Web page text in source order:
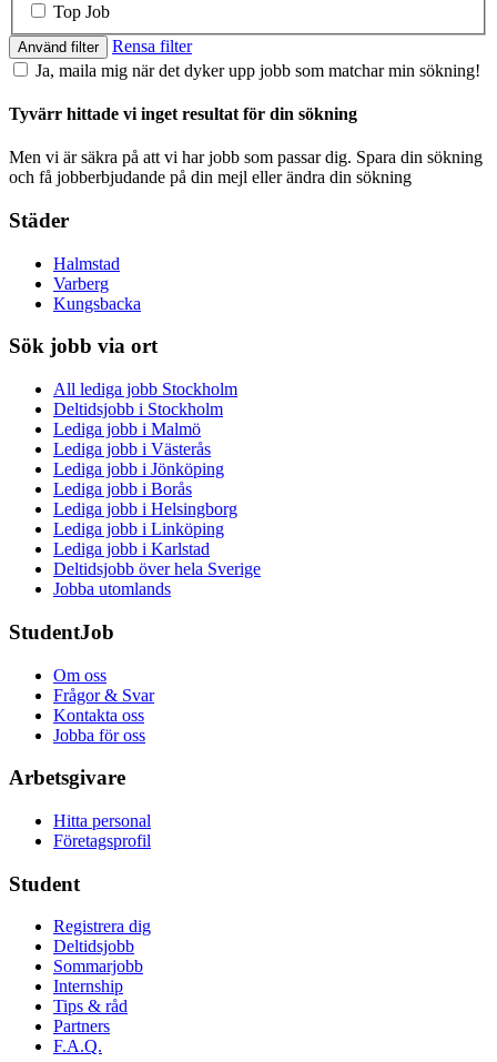
Top Job
Använd filter
Rensa filter
Ja, maila mig när det dyker upp jobb som matchar min sökning!
Tyvärr hittade vi inget resultat för din sökning
Men vi är säkra på att vi har jobb som passar dig. Spara din sökning
och få jobberbjudande på din mejl eller ändra din sökning
Städer
Halmstad
Varberg
Kungsbacka
Sök jobb via ort
All lediga jobb Stockholm
Deltidsjobb i Stockholm
Lediga jobb i Malmö
Lediga jobb i Västerås
Lediga jobb i Jönköping
Lediga jobb i Borås
Lediga jobb i Helsingborg
Lediga jobb i Linköping
Lediga jobb i Karlstad
Deltidsjobb över hela Sverige
Jobba utomlands
StudentJob
Om oss
Frågor & Svar
Kontakta oss
Jobba för oss
Arbetsgivare
Hitta personal
Företagsprofil
Student
Registrera dig
Deltidsjobb
Sommarjobb
Internship
Tips & råd
Partners
F.A.Q.